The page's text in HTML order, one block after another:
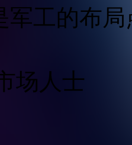
军工的布局
场人士